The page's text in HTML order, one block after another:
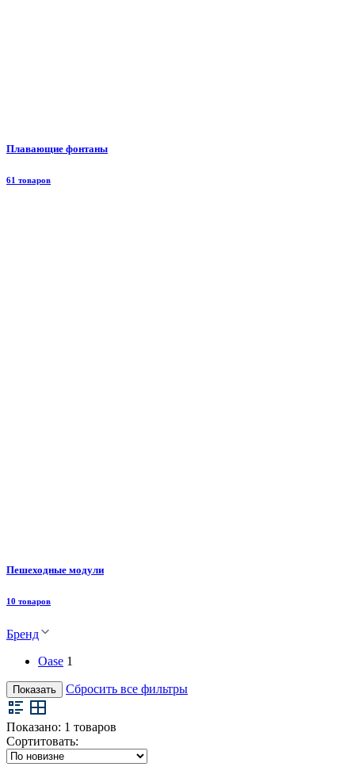
Плавающие фонтаны
61 товаров
Пешеходные модули
10 товаров
Бренд
Oase 1
Показать Сбросить все фильтры
Показано: 1 товаров
Сортитовать: